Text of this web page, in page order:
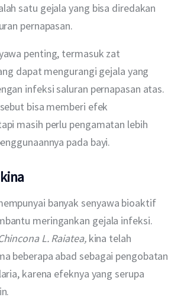
satu gejala yang bisa diredakan
pernapasan.
penting, termasuk zat
dapat mengurangi gejala yang
infeksi saluran pernapasan atas.
bisa memberi efek
masih perlu pengamatan lebih
pada bayi.
banyak senyawa bioaktif
meringankan gejala infeksi.
L. Raiatea, kina telah
beberapa abad sebagai pengobatan
karena efeknya yang serupa